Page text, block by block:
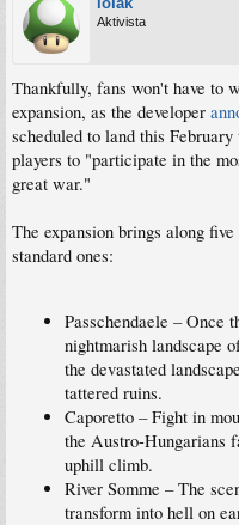
Aktivista
Thankfully, fans won't have to
expansion, as the developer
scheduled to land this
players to "participate in the
great war."
The expansion brings along
standard ones:
Passchendaele – Once
nightmarish landscape
the devastated
tattered ruins.
Caporetto – Fight in
the Austro-Hungarians
uphill climb.
River Somme – The
transform into hell on